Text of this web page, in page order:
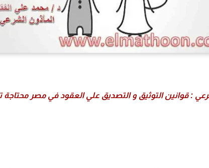
: قوانين التوثيق و التصديق علي العقود في مصر محتاجة